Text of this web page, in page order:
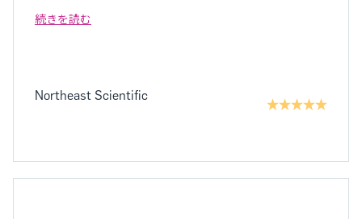
続きを読む
Northeast Scientific